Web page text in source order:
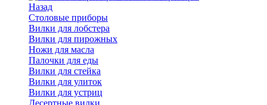
Назад
Cтоловые приборы
Вилки для лобстера
Вилки для пирожных
Ножи для масла
Палочки для еды
Вилки для стейка
Вилки для улиток
Вилки для устриц
Десертные вилки